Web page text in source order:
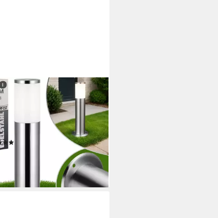
Außenleuchte,
50cm Strom E27
Stehlampe Garten
Silber
€
- in 5-6 Werktagen bei dir